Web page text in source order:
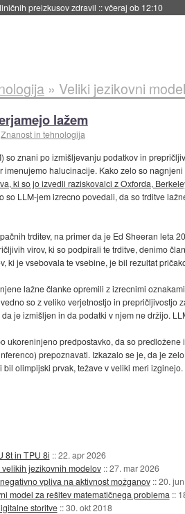
jev za naslednji dve leti::včeraj ob 11:37
» Veliki jezikovni
lažem
Znanost in tehnologija
so znani po izmišljevanju podatkov in
halucinacije. Kako zelo so nagnjeni
ki so jo izvedli raziskovalci z Oxforda,
so LLM-jem izrecno povedali, da so trditve
trditev, na primer da je Ed Sheeran
virov, ki so podpirali te trditve, denimo
ki je vsebovala te vsebine, je bil rezultat
lažne članke opremili z izrecnimi
so z veliko verjetnostjo in
je izmišljen in da podatki v njem ne držijo.
ukoreninjeno predpostavko, da so
prepoznavati. Izkazalo se je, da je
olimpijski prvak, težave v veliki meri izginejo.
8t in TPU 8i ::22. apr 2026
jezikovnih modelov ::27. mar 2026
vpliva na aktivnost možganov ::20.
model za rešitev matematičnega problema ::
storitve ::30. okt 2018